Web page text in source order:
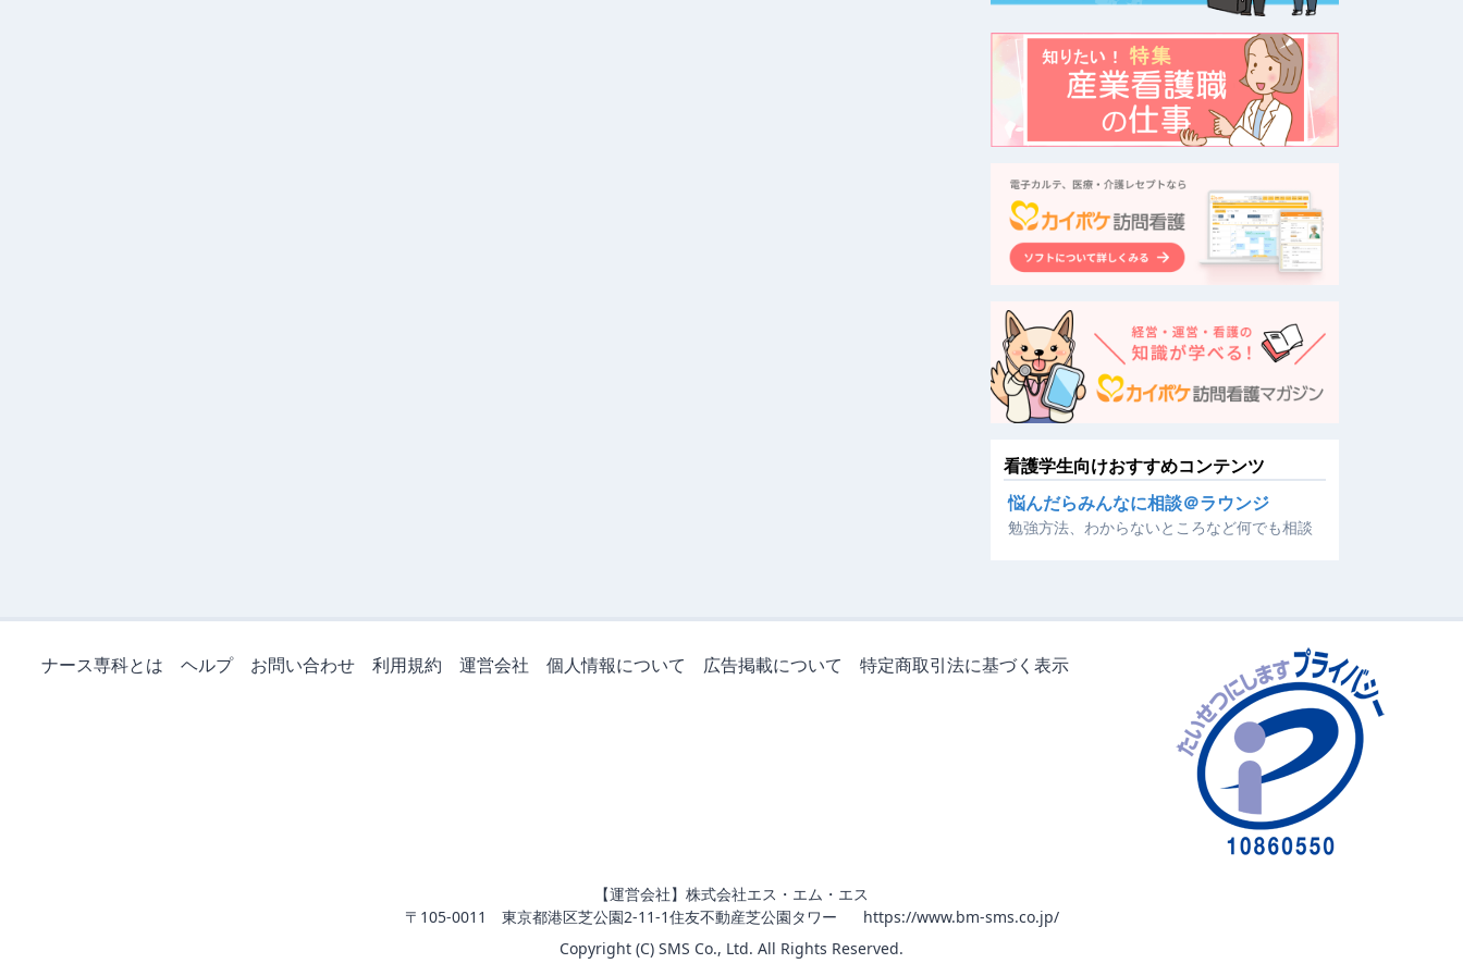
看護学生向けおすすめコンテンツ
悩んだらみんなに相談＠ラウンジ
勉強方法、わからないところなど何でも相談
ナース専科とは ヘルプ お問い合わせ 利用規約 運営会社 個人情報について 広告掲載について 特定商取引法に基づく表示
【運営会社】株式会社エス・エム・エス
〒105-0011 東京都港区芝公園2-11-1住友不動産芝公園タワー
https://www.bm-sms.co.jp/
Copyright (C) SMS Co., Ltd. All Rights Reserved.